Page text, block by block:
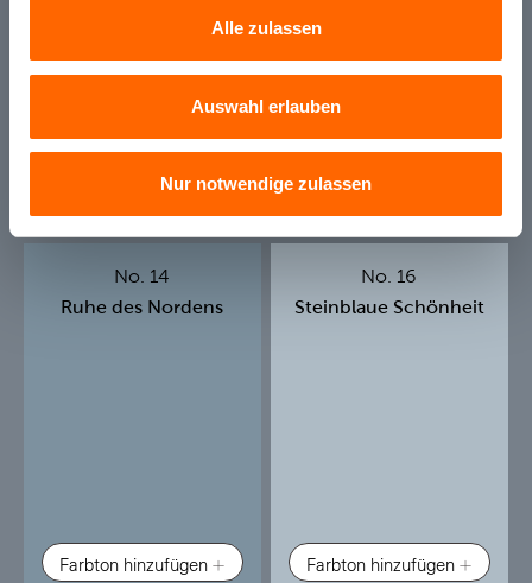
Alle zulassen
Auswahl erlauben
Nur notwendige zulassen
No. 14
Ruhe des Nordens
Farbton hinzufügen
No. 16
Steinblaue Schönheit
Farbton hinzufügen